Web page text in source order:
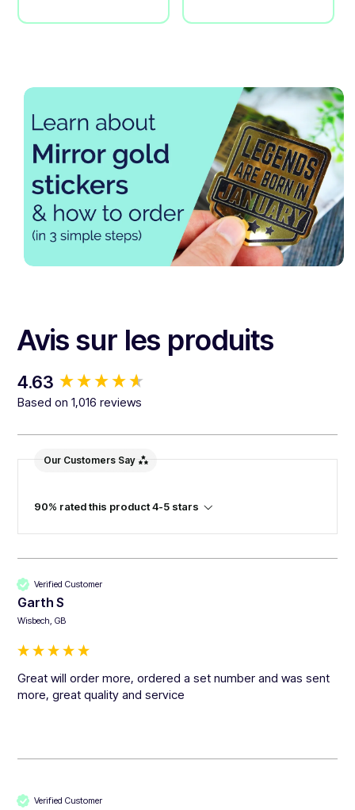
Avis sur les produits
4.63
Based on 1,016 reviews
Our Customers Say
90% rated this product 4-5 stars
Verified Customer
Garth S
Wisbech, GB
Great will order more, ordered a set number and was sent
more, great quality and service
Verified Customer
New content loaded